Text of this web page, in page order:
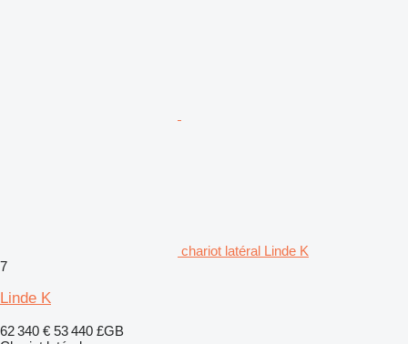
chariot latéral Linde K
7
Linde K
62 340 € 53 440 £GB